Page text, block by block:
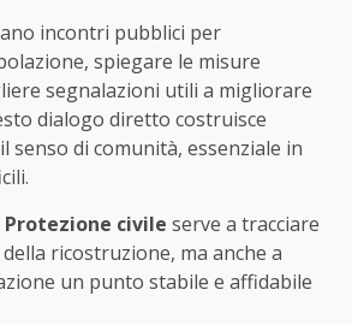
incontri pubblici per
spiegare le misure
segnalazioni utili a migliorare
dialogo diretto costruisce
senso di comunità, essenziale in
Protezione civile serve a tracciare
ricostruzione, ma anche a
un punto stabile e affidabile